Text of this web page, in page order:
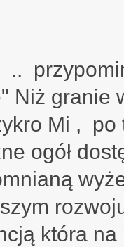
..
Niż granie
Mi ,
ogół
która